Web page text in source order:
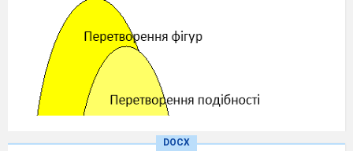
DOCX